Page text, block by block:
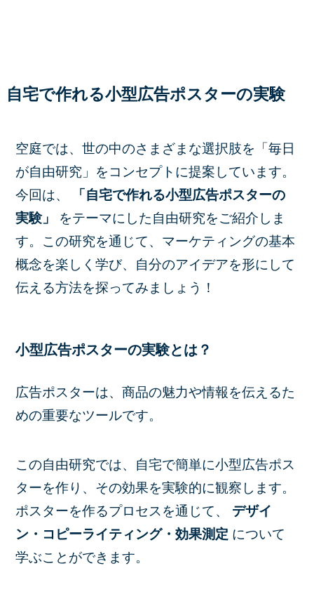
自宅で作れる小型広告ポスターの実験
空庭では、世の中のさまざまな選択肢を「毎日
が自由研究」をコンセプトに提案しています。
今回は、
「自宅で作れる小型広告ポスターの
実験」
をテーマにした自由研究をご紹介しま
す。この研究を通じて、マーケティングの基本
概念を楽しく学び、自分のアイデアを形にして
伝える方法を探ってみましょう！
小型広告ポスターの実験とは？
広告ポスターは、商品の魅力や情報を伝えるた
めの重要なツールです。
この自由研究では、自宅で簡単に小型広告ポス
ターを作り、その効果を実験的に観察します。
ポスターを作るプロセスを通じて、 デザイ
ン・コピーライティング・効果測定 について
学ぶことができます。